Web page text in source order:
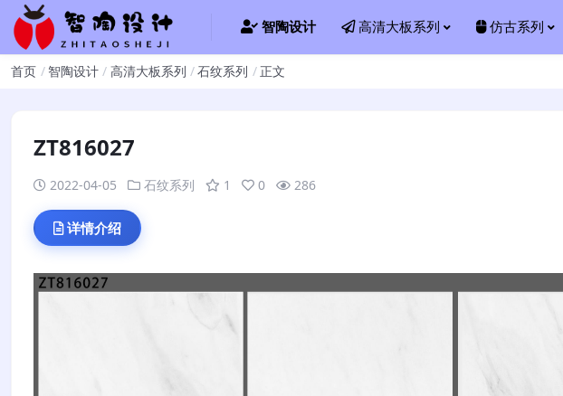
智陶设计 高清大板系列 仿古系列
首页 智陶设计 高清大板系列 石纹系列 正文
ZT816027
2022-04-05 石纹系列 1 0 286
详情介绍